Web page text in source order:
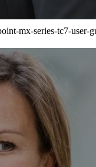
mx-series-tc7-